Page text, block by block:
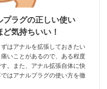
プラグの正しい使い
気持ちいい！
はアナルを拡張しておきたい
いことがあるので、ある程度
。また、アナル拡張自体に快
はアナルプラグの使い方を徹